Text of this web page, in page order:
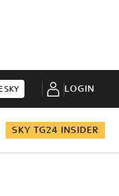
SKY LOGIN
SKY TG24 INSIDER